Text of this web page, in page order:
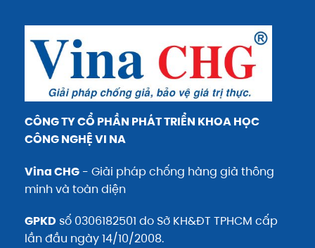
CÔNG TY CỔ PHẦN PHÁT TRIỂN KHOA HỌC
CÔNG NGHỆ VI NA
Vina CHG - Giải pháp chống hàng giả thông
minh và toàn diện
GPKD số 0306182501 do Sở KH&ĐT TPHCM cấp
lần đầu ngày 14/10/2008.